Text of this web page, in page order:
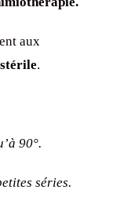
aux
.
90°.
séries.